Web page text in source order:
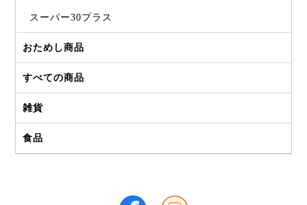
スーパー30プラス
おためし商品
すべての商品
雑貨
食品